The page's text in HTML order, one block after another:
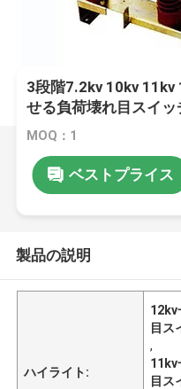
3段階7.2kv 10kv 11kv
せる負荷壊れ目スイッ
MOQ：1
ベストプライス
製品の説明
ハイライト:
12kv
目ス
,
11kv
目ス